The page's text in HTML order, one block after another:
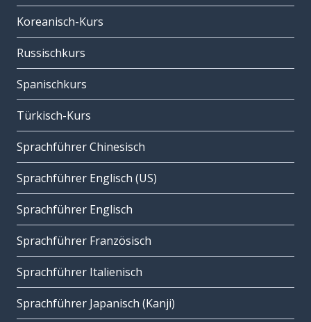
Koreanisch-Kurs
Russischkurs
Spanischkurs
Türkisch-Kurs
Sprachführer Chinesisch
Sprachführer Englisch (US)
Sprachführer Englisch
Sprachführer Französisch
Sprachführer Italienisch
Sprachführer Japanisch (Kanji)